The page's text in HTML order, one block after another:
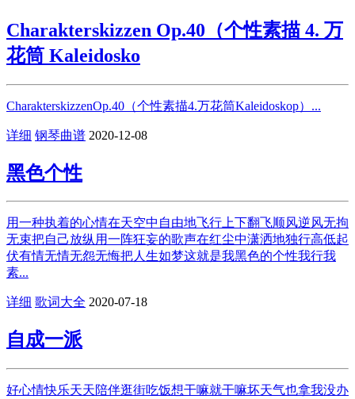
Charakterskizzen Op.40（个性素描 4. 万
花筒 Kaleidosko
CharakterskizzenOp.40（个性素描4.万花筒Kaleidoskop）...
详细 钢琴曲谱 2020-12-08
黑色个性
用一种执着的心情在天空中自由地飞行上下翻飞顺风逆风无拘
无束把自己放纵用一阵狂妄的歌声在红尘中潇洒地独行高低起
伏有情无情无怨无悔把人生如梦这就是我黑色的个性我行我
素...
详细 歌词大全 2020-07-18
自成一派
好心情快乐天天陪伴逛街吃饭想干嘛就干嘛坏天气也拿我没办